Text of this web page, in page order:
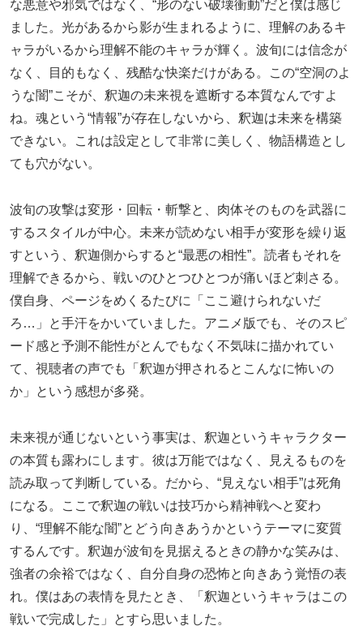
な悪意や邪気ではなく、“形のない破壊衝動”だと僕は感じ
ました。光があるから影が生まれるように、理解のあるキ
ャラがいるから理解不能のキャラが輝く。波旬には信念が
なく、目的もなく、残酷な快楽だけがある。この“空洞のよ
うな闇”こそが、釈迦の未来視を遮断する本質なんですよ
ね。魂という“情報”が存在しないから、釈迦は未来を構築
できない。これは設定として非常に美しく、物語構造とし
ても穴がない。
波旬の攻撃は変形・回転・斬撃と、肉体そのものを武器に
するスタイルが中心。未来が読めない相手が変形を繰り返
すという、釈迦側からすると“最悪の相性”。読者もそれを
理解できるから、戦いのひとつひとつが痛いほど刺さる。
僕自身、ページをめくるたびに「ここ避けられないだ
ろ…」と手汗をかいていました。アニメ版でも、そのスピ
ード感と予測不能性がとんでもなく不気味に描かれてい
て、視聴者の声でも「釈迦が押されるとこんなに怖いの
か」という感想が多発。
未来視が通じないという事実は、釈迦というキャラクター
の本質も露わにします。彼は万能ではなく、見えるものを
読み取って判断している。だから、“見えない相手”は死角
になる。ここで釈迦の戦いは技巧から精神戦へと変わ
り、“理解不能な闇”とどう向きあうかというテーマに変質
するんです。釈迦が波旬を見据えるときの静かな笑みは、
強者の余裕ではなく、自分自身の恐怖と向きあう覚悟の表
れ。僕はあの表情を見たとき、「釈迦というキャラはこの
戦いで完成した」とすら思いました。